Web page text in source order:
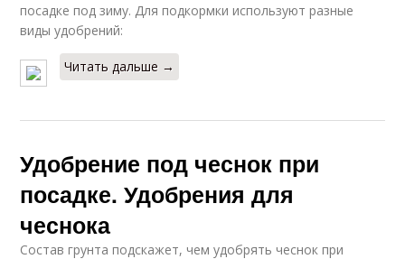
посадке под зиму. Для подкормки используют разные
виды удобрений:
Читать дальше →
Удобрение под чеснок при
посадке. Удобрения для
чеснока
Состав грунта подскажет, чем удобрять чеснок при